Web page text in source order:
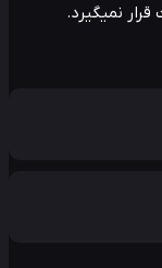
نمیگیرد.